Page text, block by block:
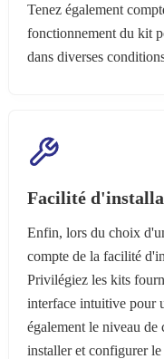
Tenez également
fonctionnement du kit
dans diverses
Facilité
Enfin, lors du choix
compte de la facilité
Privilégiez les kits
interface intuitive pour
également le niveau de
installer et configurer